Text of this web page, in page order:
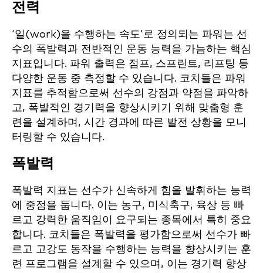
전력
‘일(work)을 수행하는 속도’로 정의되는 파워는 선
수의 폭발력과 전반적인 운동 능력을 가늠하는 핵심
지표입니다. 파워 출력은 점프, 스프린트, 리프팅 등
다양한 운동 중 측정할 수 있습니다. 코치들은 파워
지표를 추적함으로써 선수의 강점과 약점을 파악하
고, 폭발적인 경기력을 향상시키기 위해 맞춤형 훈
련을 설계하며, 시간 경과에 따른 발전 상황을 모니
터링할 수 있습니다.
폭발력
폭발력 지표는 선수가 신속하게 힘을 발휘하는 능력
에 중점을 둡니다. 이는 농구, 미식축구, 육상 등 빠
르고 강력한 움직임이 요구되는 종목에서 특히 중요
합니다. 코치들은 폭발력을 평가함으로써 선수가 빠
르고 고강도 동작을 수행하는 능력을 향상시키는 훈
련 프로그램을 설계할 수 있으며, 이는 경기력 향상